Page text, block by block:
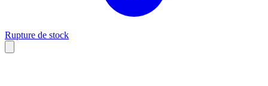
Rupture de stock